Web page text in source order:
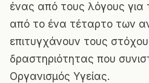
ένας από τους λόγους για
από το ένα τέταρτο των
επιτυγχάνουν τους
δραστηριότητας που
Οργανισμός Υγείας.